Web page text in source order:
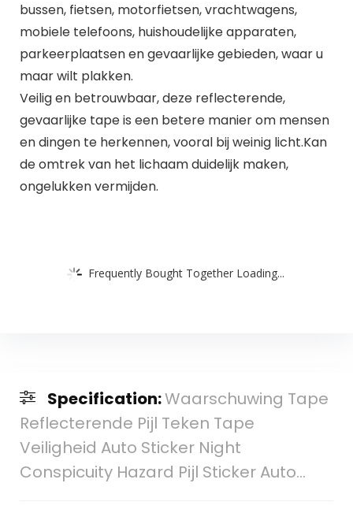
bussen, fietsen, motorfietsen, vrachtwagens,
mobiele telefoons, huishoudelijke apparaten,
parkeerplaatsen en gevaarlijke gebieden, waar u
maar wilt plakken.
Veilig en betrouwbaar, deze reflecterende,
gevaarlijke tape is een betere manier om mensen
en dingen te herkennen, vooral bij weinig licht.Kan
de omtrek van het lichaam duidelijk maken,
ongelukken vermijden.
Frequently Bought Together Loading...
Specification:Waarschuwing Tape
Reflecterende Pijl Teken Tape
Veiligheid Auto Sticker Night
Conspicuity Hazard Pijl Sticker Auto…